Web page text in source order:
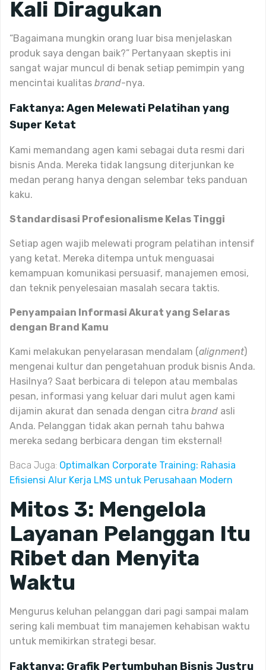
Kali Diragukan
“Bagaimana mungkin orang luar bisa menjelaskan
produk saya dengan baik?” Pertanyaan skeptis ini
sangat wajar muncul di benak setiap pemimpin yang
mencintai kualitas brand-nya.
Faktanya: Agen Melewati Pelatihan yang
Super Ketat
Kami memandang agen kami sebagai duta resmi dari
bisnis Anda. Mereka tidak langsung diterjunkan ke
medan perang hanya dengan selembar teks panduan
kaku.
Standardisasi Profesionalisme Kelas Tinggi
Setiap agen wajib melewati program pelatihan intensif
yang ketat. Mereka ditempa untuk menguasai
kemampuan komunikasi persuasif, manajemen emosi,
dan teknik penyelesaian masalah secara taktis.
Penyampaian Informasi Akurat yang Selaras
dengan Brand Kamu
Kami melakukan penyelarasan mendalam (alignment)
mengenai kultur dan pengetahuan produk bisnis Anda.
Hasilnya? Saat berbicara di telepon atau membalas
pesan, informasi yang keluar dari mulut agen kami
dijamin akurat dan senada dengan citra brand asli
Anda. Pelanggan tidak akan pernah tahu bahwa
mereka sedang berbicara dengan tim eksternal!
Baca Juga: Optimalkan Corporate Training: Rahasia
Efisiensi Alur Kerja LMS untuk Perusahaan Modern
Mitos 3: Mengelola
Layanan Pelanggan Itu
Ribet dan Menyita
Waktu
Mengurus keluhan pelanggan dari pagi sampai malam
sering kali membuat tim manajemen kehabisan waktu
untuk memikirkan strategi besar.
Faktanya: Grafik Pertumbuhan Bisnis Justru